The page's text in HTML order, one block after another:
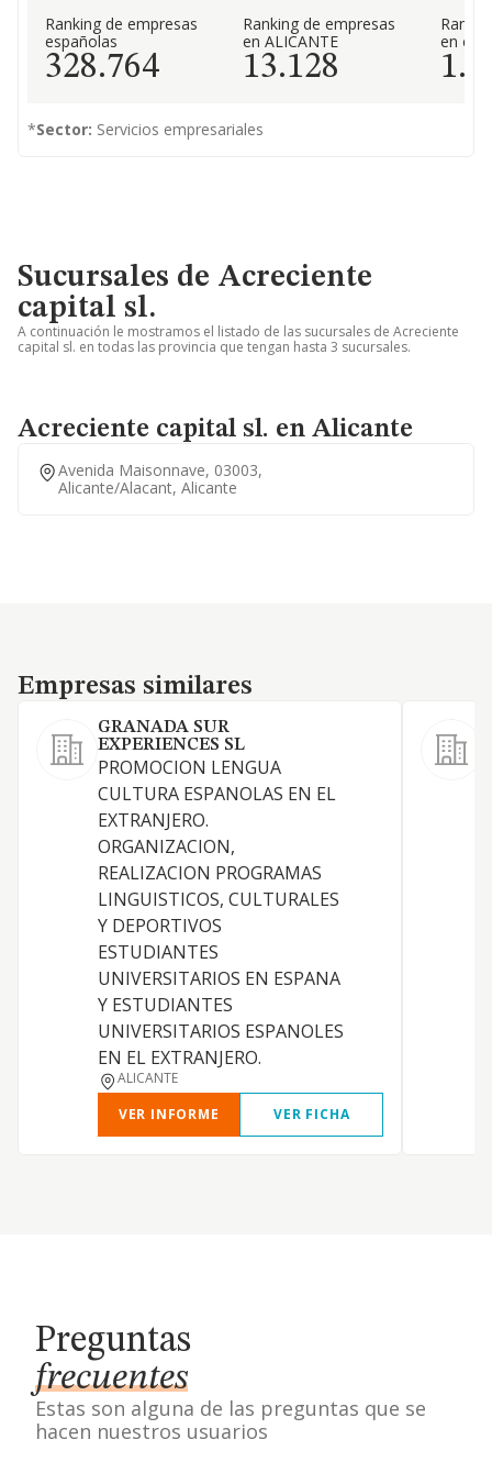
Ranking de empresas
españolas
328.764
Ranking de empresas
en ALICANTE
13.128
en el
*Sector: Servicios empresariales
Sucursales de Acreciente
capital sl.
A continuación le mostramos el listado de las sucursales de Acreciente
capital sl. en todas las provincia que tengan hasta 3 sucursales.
Acreciente capital sl. en Alicante
Avenida Maisonnave, 03003,
Alicante/alacant, Alicante
Empresas similares
Empresas similares
GRANADA SUR
EXPERIENCES SL
PROMOCION LENGUA
CULTURA ESPANOLAS EN EL
EXTRANJERO.
ORGANIZACION,
REALIZACION PROGRAMAS
LINGUISTICOS, CULTURALES
Y DEPORTIVOS
ESTUDIANTES
UNIVERSITARIOS EN ESPANA
Y ESTUDIANTES
UNIVERSITARIOS ESPANOLES
EN EL EXTRANJERO.
ALICANTE
VER INFORME
VER FICHA
Preguntas
frecuentes
Estas son alguna de las preguntas que se
hacen nuestros usuarios